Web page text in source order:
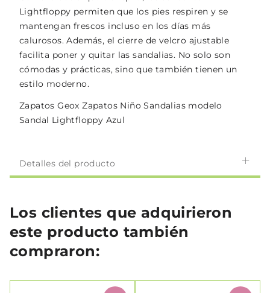
Lightfloppy permiten que los pies respiren y se
mantengan frescos incluso en los días más
calurosos. Además, el cierre de velcro ajustable
facilita poner y quitar las sandalias. No solo son
cómodas y prácticas, sino que también tienen un
estilo moderno.
Zapatos Geox Zapatos Niño Sandalias modelo
Sandal Lightfloppy Azul
Detalles del producto
Los clientes que adquirieron
este producto también
compraron: